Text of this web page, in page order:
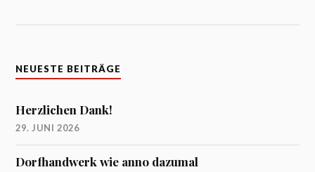
NEUESTE BEITRÄGE
Herzlichen Dank!
29. JUNI 2026
Dorfhandwerk wie anno dazumal